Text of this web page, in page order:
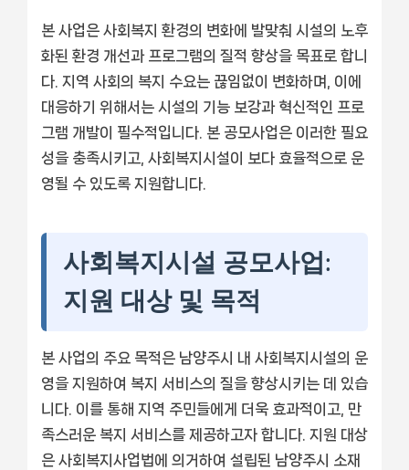
본 사업은 사회복지 환경의 변화에 발맞춰 시설의 노후
화된 환경 개선과 프로그램의 질적 향상을 목표로 합니
다. 지역 사회의 복지 수요는 끊임없이 변화하며, 이에
대응하기 위해서는 시설의 기능 보강과 혁신적인 프로
그램 개발이 필수적입니다. 본 공모사업은 이러한 필요
성을 충족시키고, 사회복지시설이 보다 효율적으로 운
영될 수 있도록 지원합니다.
사회복지시설 공모사업:
지원 대상 및 목적
본 사업의 주요 목적은 남양주시 내 사회복지시설의 운
영을 지원하여 복지 서비스의 질을 향상시키는 데 있습
니다. 이를 통해 지역 주민들에게 더욱 효과적이고, 만
족스러운 복지 서비스를 제공하고자 합니다. 지원 대상
은 사회복지사업법에 의거하여 설립된 남양주시 소재